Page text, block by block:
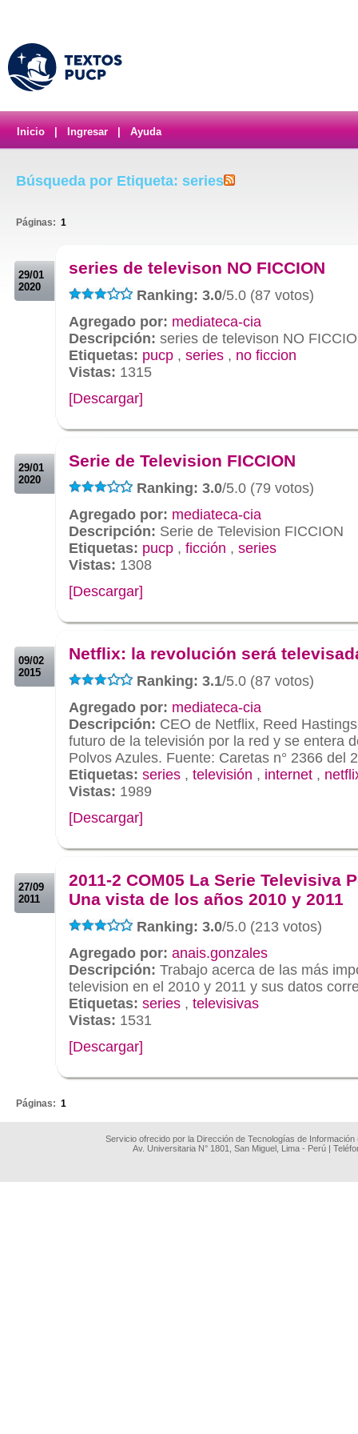
Inicio Ingresar Ayuda
Búsqueda por Etiqueta: series
Páginas: 1
29/01
2020
series de televison NO FICCION
Ranking: 3.0/5.0 (87 votos)
Agregado por: mediateca-cia
Descripción: series de televison NO
Etiquetas: pucp , series , no ficcion
Vistas: 1315
[Descargar]
29/01
2020
Serie de Television FICCION
Ranking: 3.0/5.0 (79 votos)
Agregado por: mediateca-cia
Descripción: Serie de Television FICCION
Etiquetas: pucp , ficción , series
Vistas: 1308
[Descargar]
09/02
2015
Netflix: la revolución será
Ranking: 3.1/5.0 (87 votos)
Agregado por: mediateca-cia
Descripción: CEO de Netflix, Reed
futuro de la televisión por la red y se entera
Polvos Azules. Fuente: Caretas n° 2366 del
Etiquetas: series , televisión , internet ,
Vistas: 1989
[Descargar]
27/09
2011
2011-2 COM05 La Serie Televisiva
Una vista de los años 2010 y 2011
Ranking: 3.0/5.0 (213 votos)
Agregado por: anais.gonzales
Descripción: Trabajo acerca de las más
television en el 2010 y 2011 y sus datos
Etiquetas: series , televisivas
Vistas: 1531
[Descargar]
Páginas: 1
Servicio ofrecido por la Dirección de Tecnologías de
Av. Universitaria N° 1801, San Miguel, Lima - Perú |